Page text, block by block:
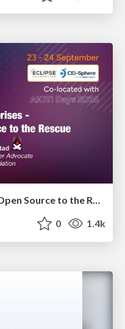
AI in Enterprises - Java and Open Source to the Rescue
0 1.4k